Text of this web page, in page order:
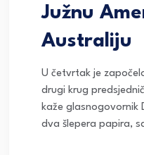
Južnu
Australiju
U četvrtak je
drugi krug
kaže glasnogovornik
dva šlepera papira,